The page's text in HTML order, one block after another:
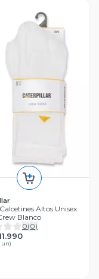
Altos Unisex
Blanco
0(0)
un)